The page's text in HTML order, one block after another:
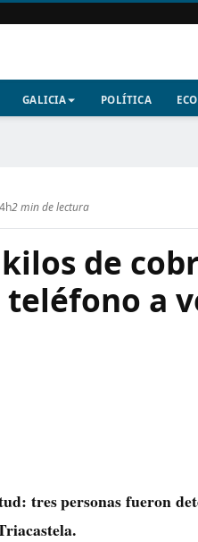
GALICIA POLÍTICA
2 min de lectura
de
a
tres personas fueron